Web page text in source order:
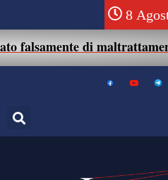
8
di maltrattamenti a